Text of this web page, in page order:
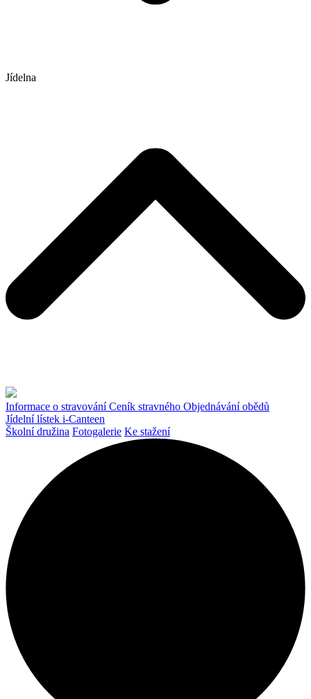
Jídelna
Informace o stravováníCeník stravného Objednávání obědů
Jídelní lístek i-Canteen
Školní družina Fotogalerie Ke stažení